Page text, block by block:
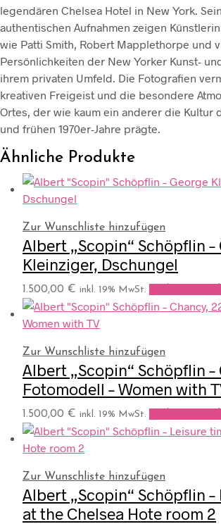
legendären Chelsea Hotel in New York.
authentischen Aufnahmen zeigen
wie Patti Smith, Robert Mapplethorpe und
Persönlichkeiten der New Yorker Kunst-
ihrem privaten Umfeld. Die Fotografien
kreativen Freigeist und die besondere
Ortes, der wie kaum ein anderer die Kultur
und frühen 1970er-Jahre prägte.
Ähnliche Produkte
Zur Wunschliste hinzufügen
Albert „Scopin“ Schöpflin –
Kleinziger, Dschungel
1.500,00 € inkl. 19% MwSt.
Zur Wunschliste hinzufügen
Albert „Scopin“ Schöpflin –
Fotomodell – Women with
1.500,00 € inkl. 19% MwSt.
Zur Wunschliste hinzufügen
Albert „Scopin“ Schöpflin
at the Chelsea Hote room 2